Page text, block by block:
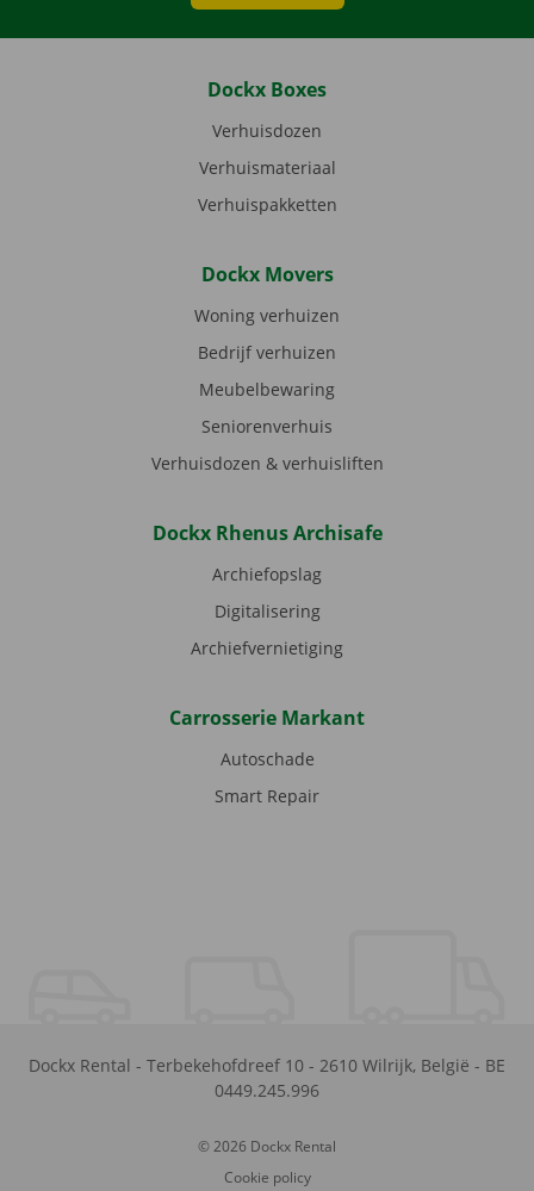
Dockx Boxes
Verhuisdozen
Verhuismateriaal
Verhuispakketten
Dockx Movers
Woning verhuizen
Bedrijf verhuizen
Meubelbewaring
Seniorenverhuis
Verhuisdozen & verhuisliften
Dockx Rhenus Archisafe
Archiefopslag
Digitalisering
Archiefvernietiging
Carrosserie Markant
Autoschade
Smart Repair
Dockx Rental - Terbekehofdreef 10 - 2610 Wilrijk, België - BE
0449.245.996
© 2026 Dockx Rental
Cookie policy